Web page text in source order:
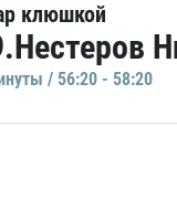
клюшкой
/ 56:20 - 58:20